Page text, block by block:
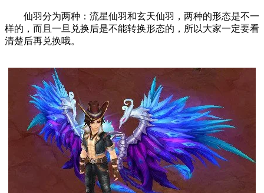
仙羽分为两种：流星仙羽和玄天仙羽，两种的形态是不一
样的，而且一旦兑换后是不能转换形态的，所以大家一定要看
清楚后再兑换哦。